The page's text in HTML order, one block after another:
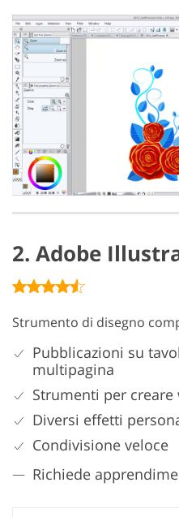
2. Adobe
Strumento di disegno
Pubblicazioni su
multipagina
Strumenti per
Diversi effetti
Condivisione veloce
Richiede